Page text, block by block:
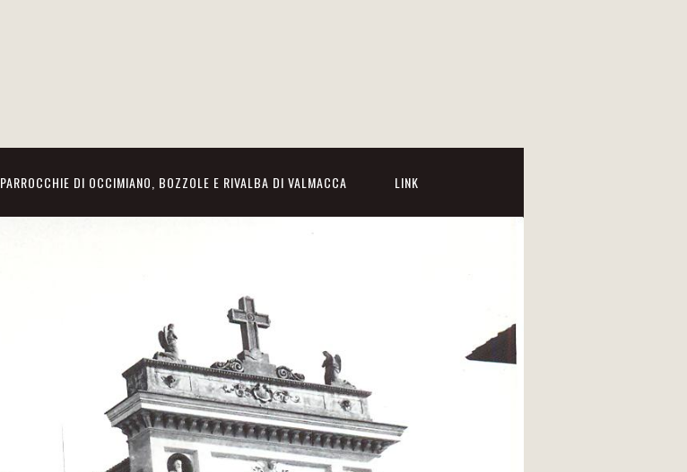
PARROCCHIE DI OCCIMIANO, BOZZOLE E RIVALBA DI VALMACCA LINK